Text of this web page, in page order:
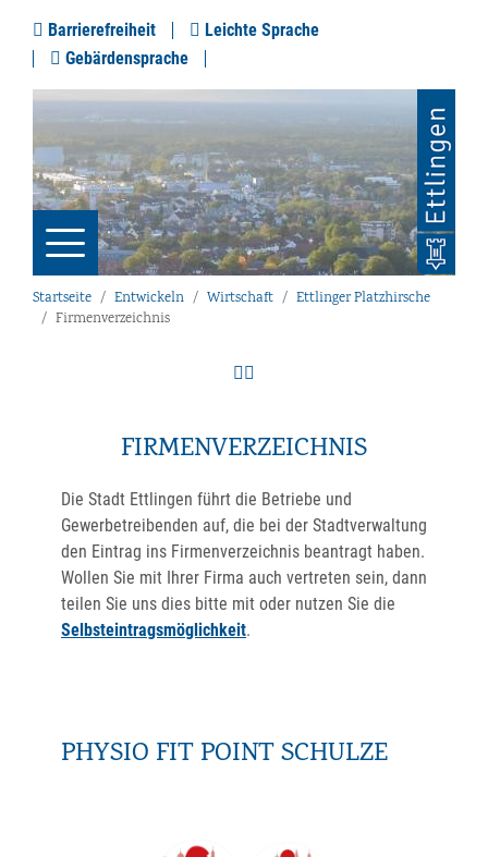
Barrierefreiheit
Leichte Sprache
Gebärdensprache
Startseite Entwickeln Wirtschaft
Ettlinger Platzhirsche
Firmenverzeichnis
FIRMENVERZEICHNIS
Die Stadt Ettlingen führt die Betriebe und
Gewerbetreibenden auf, die bei der Stadtverwaltung
den Eintrag ins Firmenverzeichnis beantragt haben.
Wollen Sie mit Ihrer Firma auch vertreten sein, dann
teilen Sie uns dies bitte mit oder nutzen Sie die
Selbsteintragsmöglichkeit.
PHYSIO FIT POINT SCHULZE